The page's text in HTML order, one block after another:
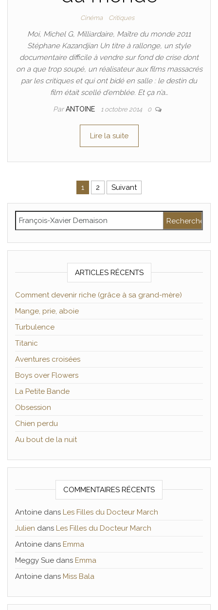
Cinéma Critiques
Moi, Michel G, Milliardaire, Maître du monde 2011
Stéphane Kazandjian Un titre à rallonge, un style
documentaire difficile à vendre sur fond de crise dont
on a que trop soupé, un réalisateur aux films massacrés
par les critiques et qui ont bidé en salle : le destin du
film était scellé d’emblée. Et ça n’a…
ParANTOINE 1 octobre 2014 0
Lire la suite
Pagination des publications
1 2 Suivant
Rechercher :
ARTICLES RÉCENTS
Comment devenir riche (grâce à sa grand-mère)
Mange, prie, aboie
Turbulence
Titanic
Aventures croisées
Boys over Flowers
La Petite Bande
Obsession
Chien perdu
Au bout de la nuit
COMMENTAIRES RÉCENTS
Antoine dans Les Filles du Docteur March
Julien dans Les Filles du Docteur March
Antoine dans Emma
Meggy Sue dans Emma
Antoine dans Miss Bala